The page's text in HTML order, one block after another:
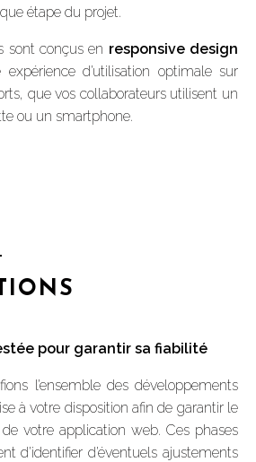
étape du projet.
sont conçus en responsive design
d’utilisation optimale sur
que vos collaborateurs utilisent un
ou un smartphone.
pour garantir sa fiabilité
l’ensemble des développements
à votre disposition afin de garantir le
votre application web. Ces phases
d’identifier d’éventuels ajustements